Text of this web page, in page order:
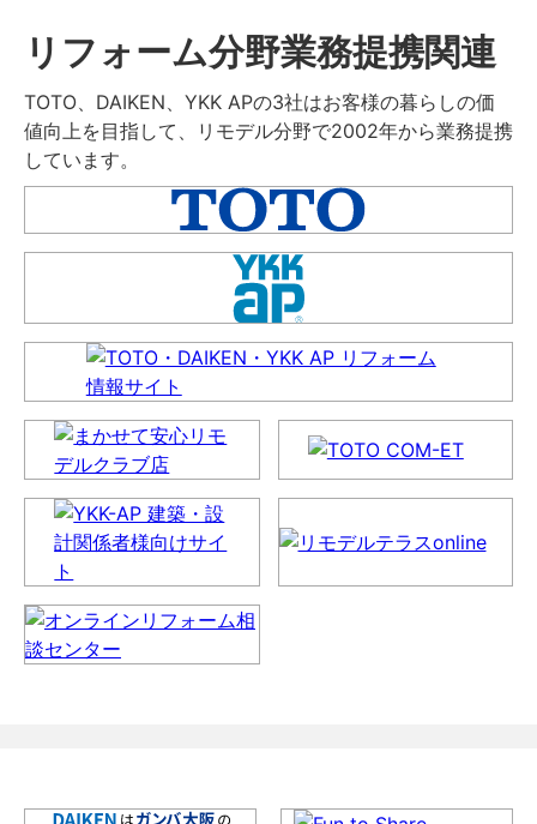
リフォーム分野業務提携関連
TOTO、DAIKEN、YKK APの3社はお客様の暮らしの価
値向上を目指して、リモデル分野で2002年から業務提携
しています。